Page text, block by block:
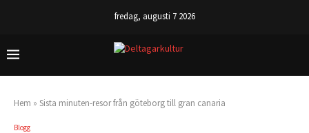
fredag, augusti 7 2026
Hem » Sista minuten-resor från göteborg till gran canaria
Blogg